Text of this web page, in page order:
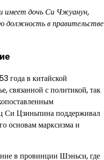
имеет дочь Си Чжуанун,
должность в правительстве
года в китайской
связанной с политикой, так
Си Цзиньпина поддерживал
основам марксизма и
в провинции Шэньси, где